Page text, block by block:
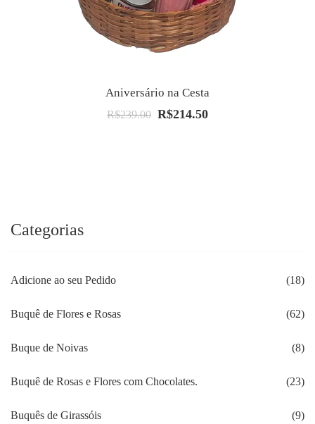
Aniversário na Cesta
R$239.00 O
R$214.50O
Categorias
Adicione ao seu Pedido (18)
Buquê de Flores e Rosas (62)
Buque de Noivas (8)
Buquê de Rosas e Flores com Chocolates. (23)
Buquês de Girassóis (9)